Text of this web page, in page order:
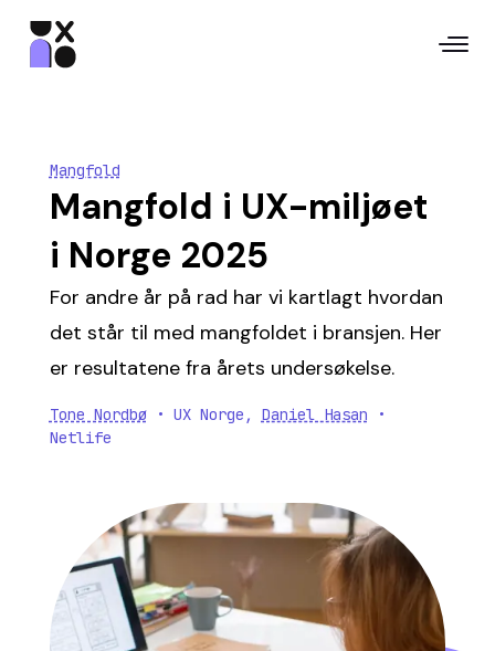
Mangfold
Mangfold i UX-miljøet
i Norge 2025
For andre år på rad har vi kartlagt hvordan
det står til med mangfoldet i bransjen. Her
er resultatene fra årets undersøkelse.
Tone Nordbø• UX Norge , Daniel Hasan •
Netlife